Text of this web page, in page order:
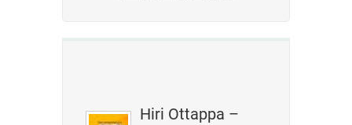
Hiri Ottappa –